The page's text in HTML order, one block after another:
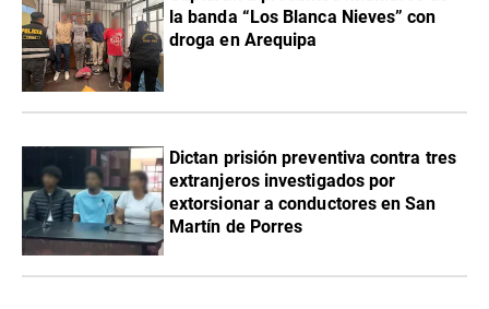
la banda “Los Blanca Nieves” con
droga en Arequipa
Dictan prisión preventiva contra tres
extranjeros investigados por
extorsionar a conductores en San
Martín de Porres